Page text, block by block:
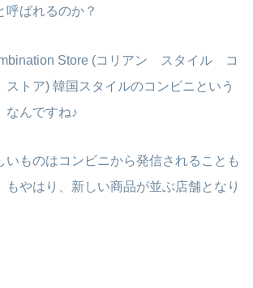
呼ばれるのか？
Store (コリアン スタイル コ
トア) 韓国スタイルのコンビニという
なんですね♪
いものはコンビニから発信されることも
もやはり、新しい商品が並ぶ店舗となり